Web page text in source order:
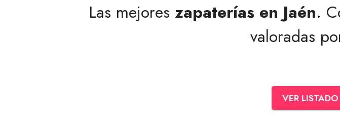
Las mejores zapaterías en Jaén.
valoradas
VER